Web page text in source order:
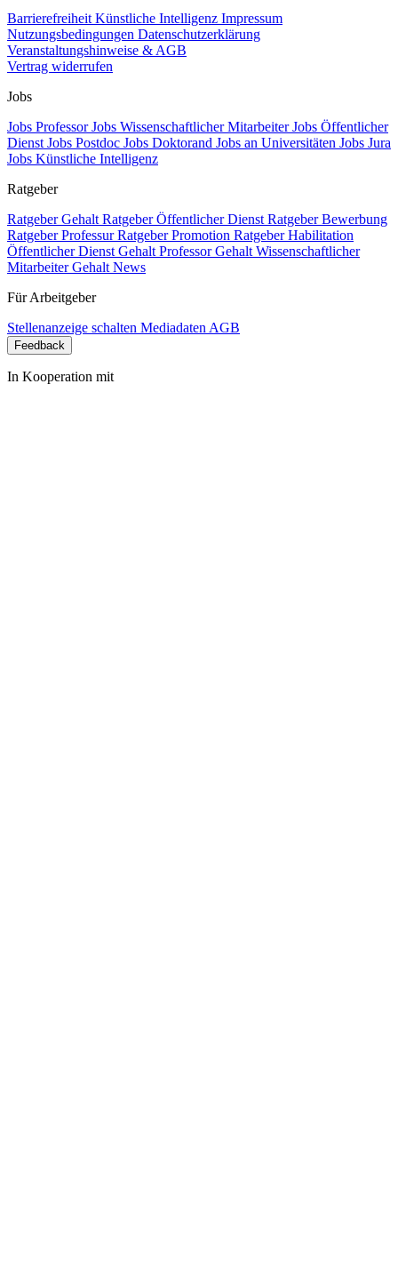
Barrierefreiheit Künstliche Intelligenz Impressum
Nutzungsbedingungen Datenschutzerklärung
Veranstaltungshinweise & AGB
Vertrag widerrufen
Jobs
Jobs ProfessorJobs Wissenschaftlicher MitarbeiterJobs Öffentlicher
Dienst Jobs Postdoc Jobs Doktorand Jobs an Universitäten Jobs Jura
Jobs Künstliche Intelligenz
Ratgeber
Ratgeber Gehalt Ratgeber Öffentlicher Dienst Ratgeber Bewerbung
Ratgeber ProfessurRatgeber Promotion Ratgeber Habilitation
Öffentlicher Dienst Gehalt Professor Gehalt Wissenschaftlicher
Mitarbeiter Gehalt News
Für Arbeitgeber
Stellenanzeige schalten Mediadaten AGB
Feedback
In Kooperation mit